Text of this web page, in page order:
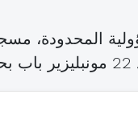
المحدودة،